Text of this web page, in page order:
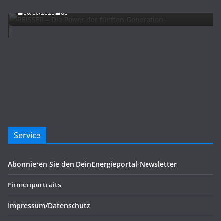
06/08/2026 dc
Service
Abonnieren Sie den DeinEnergieportal-Newsletter
Firmenportraits
Impressum/Datenschutz